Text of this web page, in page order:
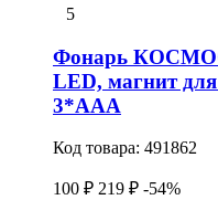
5
Фонарь
LED, магнит
3*AAA
Код товара: 491862
100 ₽ 219 ₽ -54%